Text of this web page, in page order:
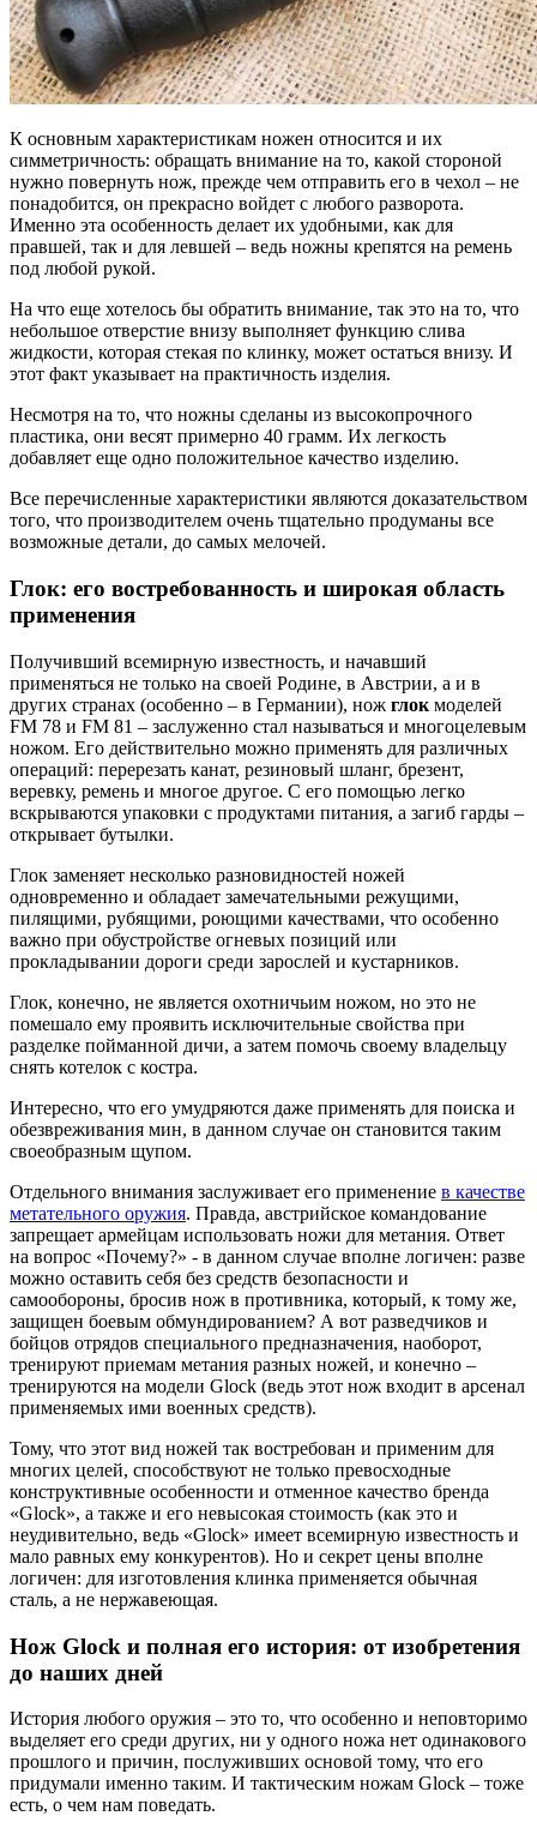
К основным характеристикам ножен относится и их
симметричность: обращать внимание на то, какой стороной
нужно повернуть нож, прежде чем отправить его в чехол – не
понадобится, он прекрасно войдет с любого разворота.
Именно эта особенность делает их удобными, как для
правшей, так и для левшей – ведь ножны крепятся на ремень
под любой рукой.
На что еще хотелось бы обратить внимание, так это на то, что
небольшое отверстие внизу выполняет функцию слива
жидкости, которая стекая по клинку, может остаться внизу. И
этот факт указывает на практичность изделия.
Несмотря на то, что ножны сделаны из высокопрочного
пластика, они весят примерно 40 грамм. Их легкость
добавляет еще одно положительное качество изделию.
Все перечисленные характеристики являются доказательством
того, что производителем очень тщательно продуманы все
возможные детали, до самых мелочей.
Глок: его востребованность и широкая область
применения
Получивший всемирную известность, и начавший
применяться не только на своей Родине, в Австрии, а и в
других странах (особенно – в Германии), нож глок моделей
FM 78 и FM 81 – заслуженно стал называться и многоцелевым
ножом. Его действительно можно применять для различных
операций: перерезать канат, резиновый шланг, брезент,
веревку, ремень и многое другое. С его помощью легко
вскрываются упаковки с продуктами питания, а загиб гарды –
открывает бутылки.
Глок заменяет несколько разновидностей ножей
одновременно и обладает замечательными режущими,
пилящими, рубящими, роющими качествами, что особенно
важно при обустройстве огневых позиций или
прокладывании дороги среди зарослей и кустарников.
Глок, конечно, не является охотничьим ножом, но это не
помешало ему проявить исключительные свойства при
разделке пойманной дичи, а затем помочь своему владельцу
снять котелок с костра.
Интересно, что его умудряются даже применять для поиска и
обезвреживания мин, в данном случае он становится таким
своеобразным щупом.
Отдельного внимания заслуживает его применение в качестве
метательного оружия. Правда, австрийское командование
запрещает армейцам использовать ножи для метания. Ответ
на вопрос «Почему?» - в данном случае вполне логичен: разве
можно оставить себя без средств безопасности и
самообороны, бросив нож в противника, который, к тому же,
защищен боевым обмундированием? А вот разведчиков и
бойцов отрядов специального предназначения, наоборот,
тренируют приемам метания разных ножей, и конечно –
тренируются на модели Glock (ведь этот нож входит в арсенал
применяемых ими военных средств).
Тому, что этот вид ножей так востребован и применим для
многих целей, способствуют не только превосходные
конструктивные особенности и отменное качество бренда
«Glock», а также и его невысокая стоимость (как это и
неудивительно, ведь «Glock» имеет всемирную известность и
мало равных ему конкурентов). Но и секрет цены вполне
логичен: для изготовления клинка применяется обычная
сталь, а не нержавеющая.
Нож Glock и полная его история: от изобретения
до наших дней
История любого оружия – это то, что особенно и неповторимо
выделяет его среди других, ни у одного ножа нет одинакового
прошлого и причин, послуживших основой тому, что его
придумали именно таким. И тактическим ножам Glock – тоже
есть, о чем нам поведать.